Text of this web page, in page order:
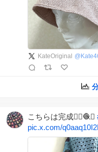
KateOriginal @
こちらは完成💁‍♀️🧶✨
pic.x.com/